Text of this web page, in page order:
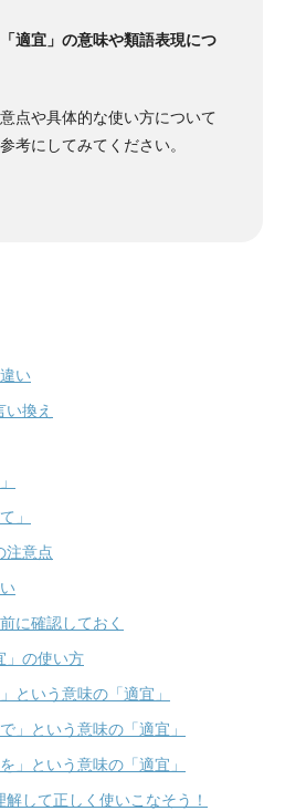
「適宜」の意味や類語表現につ
点や具体的な使い方について
考にしてみてください。
い
い換え
」
注意点
に確認しておく
」の使い方
という意味の「適宜」
」という意味の「適宜」
」という意味の「適宜」
解して正しく使いこなそう！